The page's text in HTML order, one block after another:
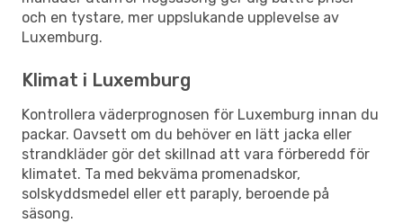
och en tystare, mer uppslukande upplevelse av
Luxemburg.
Klimat i Luxemburg
Kontrollera väderprognosen för Luxemburg innan du
packar. Oavsett om du behöver en lätt jacka eller
strandkläder gör det skillnad att vara förberedd för
klimatet. Ta med bekväma promenadskor,
solskyddsmedel eller ett paraply, beroende på
säsong.